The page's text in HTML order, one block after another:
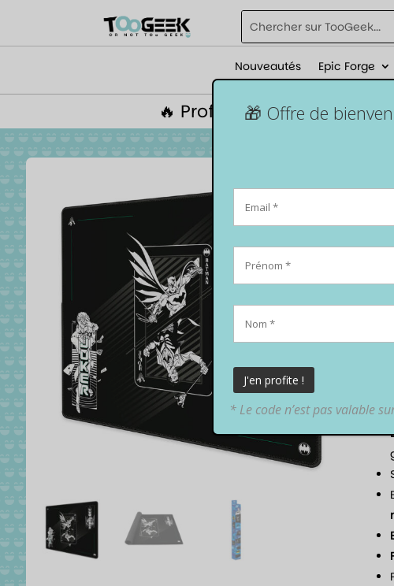
Nouveautés Epic Forge
🔥 Profite de 5% de
🎁 Offre de
* Le code n’est pas valable